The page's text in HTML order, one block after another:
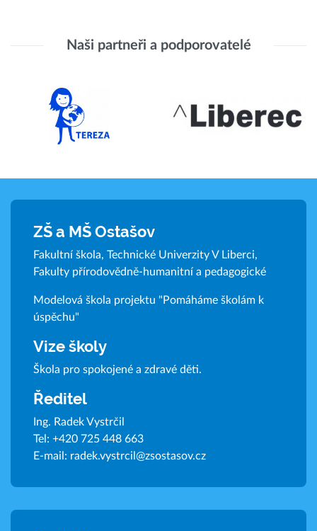
Naši partneři a podporovatelé
ZŠ a MŠ Ostašov
Fakultní škola, Technické Univerzity V Liberci,
Fakulty přírodovědně-humanitní a pedagogické
Modelová škola projektu "Pomáháme školám k
úspěchu"
Vize školy
Škola pro spokojené a zdravé děti.
Ředitel
Ing. Radek Vystrčil
Tel: +420 725 448 663
E-mail: radek.vystrcil@zsostasov.cz